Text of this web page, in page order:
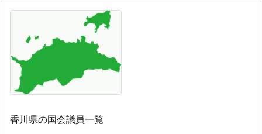
香川県の国会議員一覧